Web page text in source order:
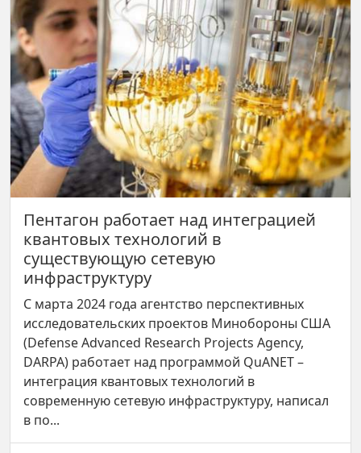
Пентагон работает над интеграцией
квантовых технологий в
существующую сетевую
инфраструктуру
С марта 2024 года агентство перспективных
исследовательских проектов Минобороны США
(Defense Advanced Research Projects Agency,
DARPA) работает над программой QuANET –
интеграция квантовых технологий в
современную сетевую инфраструктуру, написал
в по...